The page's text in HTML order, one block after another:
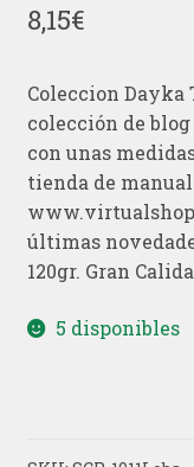
8,15€
Coleccion Dayka
colección de blog
con unas
tienda de
últimas
120gr. Gran
5 disponibles